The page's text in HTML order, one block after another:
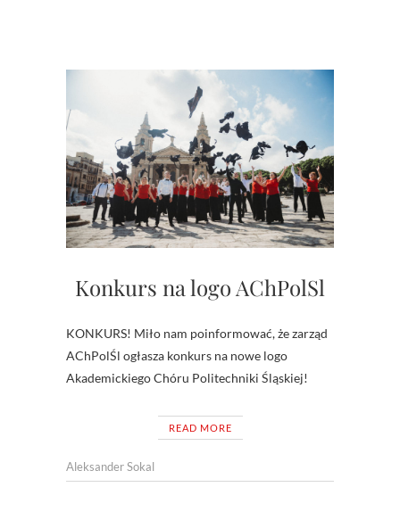
Konkurs na logo AChPolSl
KONKURS! Miło nam poinformować, że zarząd
AChPolŚl ogłasza konkurs na nowe logo
Akademickiego Chóru Politechniki Śląskiej!
READ MORE
Aleksander Sokal